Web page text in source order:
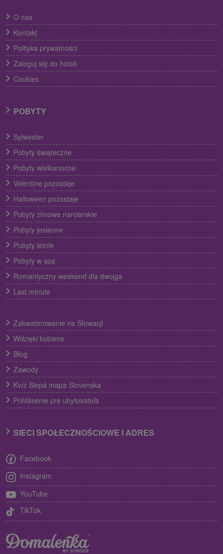
O nas
Kontakt
Polityka prywatności
Zaloguj się do hoteli
Cookies
POBYTY
Sylwester
Pobyty świąteczne
Pobyty wielkanocne
Valentine pozostaje
Halloween pozostaje
Pobyty zimowe narciarskie
Pobyty jesienne
Pobyty letnie
Pobyty w spa
Romantyczny weekend dla dwojga
Last minute
Zakwaterowanie na Słowacji
Wdzięki kobiece
Blog
Zawody
Kvíz Slepá mapa Slovenska
Prihlásenie pre ubytovateľa
SIECI SPOŁECZNOŚCIOWE I ADRES
Facebook
Instagram
YouTube
TikTok